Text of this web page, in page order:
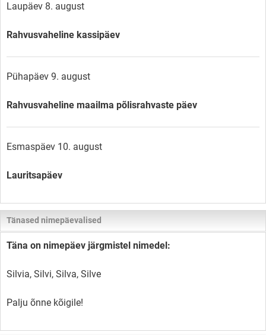
Laupäev 8. august
Rahvusvaheline kassipäev
Pühapäev 9. august
Rahvusvaheline maailma põlisrahvaste päev
Esmaspäev 10. august
Lauritsapäev
Tänased nimepäevalised
Täna on nimepäev järgmistel nimedel:
Silvia, Silvi, Silva, Silve
Palju õnne kõigile!